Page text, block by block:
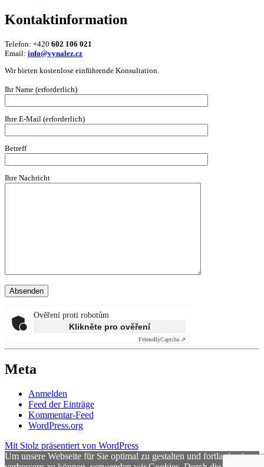
Kontaktinformation
Telefon: +420 602 106 021
Email: info@vynalez.cz
Wir bieten kostenlose einführende Konsultation.
Ihr Name (erforderlich)
Ihre E-Mail (erforderlich)
Betreff
Ihre Nachricht
Ověření proti robotům
Klikněte pro ověření
FriendlyCaptcha ⇗
Meta
Anmelden
Feed der Einträge
Kommentar-Feed
WordPress.org
Mit Stolz präsentiert von WordPress
Um unsere Webseite für Sie optimal zu gestalten und fortlaufend